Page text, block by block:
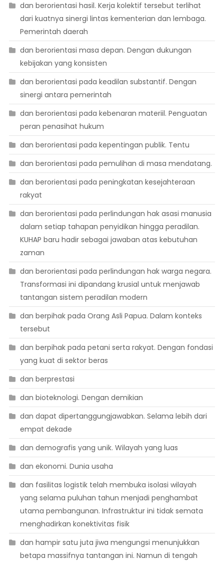
dan berorientasi hasil. Kerja kolektif tersebut terlihat
dari kuatnya sinergi lintas kementerian dan lembaga.
Pemerintah daerah
dan berorientasi masa depan. Dengan dukungan
kebijakan yang konsisten
dan berorientasi pada keadilan substantif. Dengan
sinergi antara pemerintah
dan berorientasi pada kebenaran materiil. Penguatan
peran penasihat hukum
dan berorientasi pada kepentingan publik. Tentu
dan berorientasi pada pemulihan di masa mendatang.
dan berorientasi pada peningkatan kesejahteraan
rakyat
dan berorientasi pada perlindungan hak asasi manusia
dalam setiap tahapan penyidikan hingga peradilan.
KUHAP baru hadir sebagai jawaban atas kebutuhan
zaman
dan berorientasi pada perlindungan hak warga negara.
Transformasi ini dipandang krusial untuk menjawab
tantangan sistem peradilan modern
dan berpihak pada Orang Asli Papua. Dalam konteks
tersebut
dan berpihak pada petani serta rakyat. Dengan fondasi
yang kuat di sektor beras
dan berprestasi
dan bioteknologi. Dengan demikian
dan dapat dipertanggungjawabkan. Selama lebih dari
empat dekade
dan demografis yang unik. Wilayah yang luas
dan ekonomi. Dunia usaha
dan fasilitas logistik telah membuka isolasi wilayah
yang selama puluhan tahun menjadi penghambat
utama pembangunan. Infrastruktur ini tidak semata
menghadirkan konektivitas fisik
dan hampir satu juta jiwa mengungsi menunjukkan
betapa massifnya tantangan ini. Namun di tengah